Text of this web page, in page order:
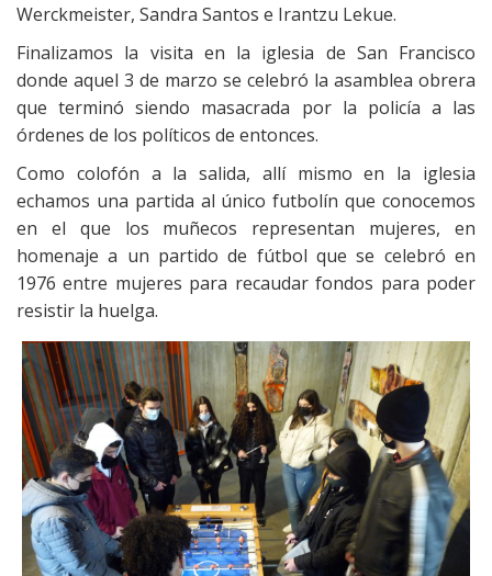
Werckmeister, Sandra Santos e Irantzu Lekue.
Finalizamos la visita en la iglesia de San Francisco
donde aquel 3 de marzo se celebró la asamblea obrera
que terminó siendo masacrada por la policía a las
órdenes de los políticos de entonces.
Como colofón a la salida, allí mismo en la iglesia
echamos una partida al único futbolín que conocemos
en el que los muñecos representan mujeres, en
homenaje a un partido de fútbol que se celebró en
1976 entre mujeres para recaudar fondos para poder
resistir la huelga.